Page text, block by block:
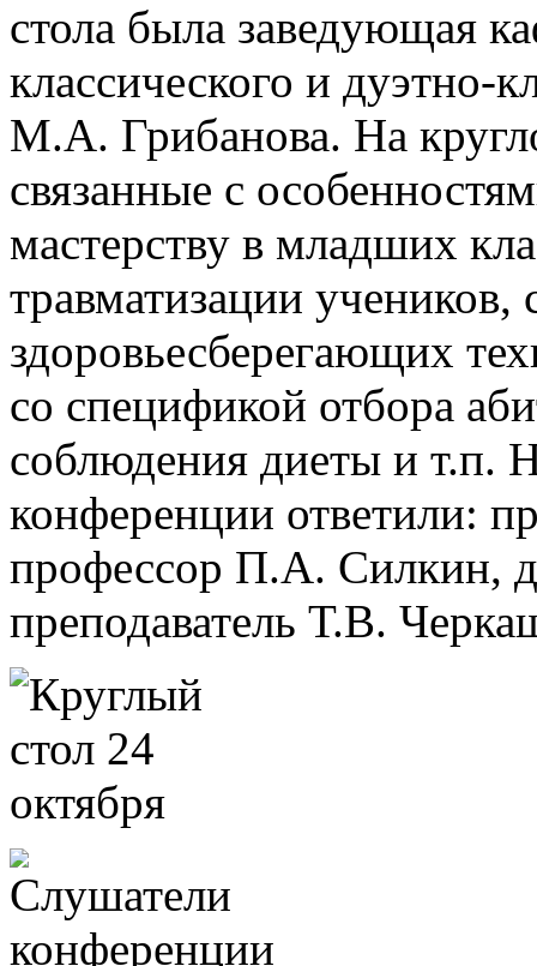
стола была заведующая
классического и дуэтно-
М.А. Грибанова. На
связанные с
мастерству в младших
травматизации
здоровьесберегающих
со спецификой отбора
соблюдения диеты и т.п.
конференции ответили:
профессор П.А. Силкин,
преподаватель Т.В.